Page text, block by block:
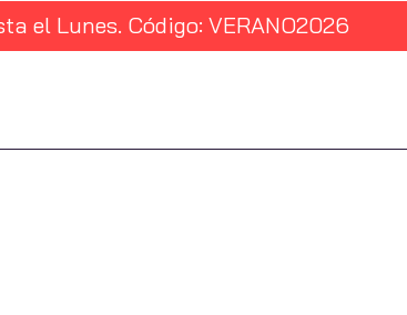
el Lunes. Código: VERANO2026